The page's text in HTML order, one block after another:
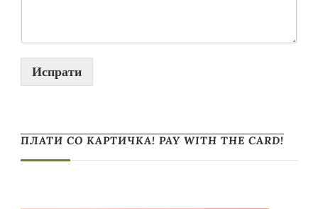
Испрати
ПЛАТИ СО КАРТИЧКА! PAY WITH THE CARD!